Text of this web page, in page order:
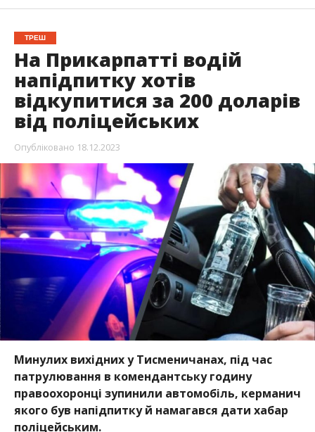
ТРЕШ
На Прикарпатті водій
напідпитку хотів
відкупитися за 200 доларів
від поліцейських
Опубліковано 18.12.2023
Минулих вихідних у Тисменичанах, під час
патрулювання в комендантську годину
правоохоронці зупинили автомобіль, керманич
якого був напідпитку й намагався дати хабар
поліцейським.